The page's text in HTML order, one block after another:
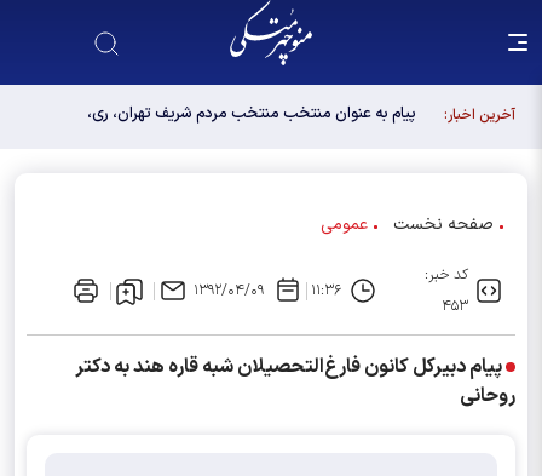
آخرین اخبار:
پیام به عنوان منتخب منتخب مردم شریف تهران، ری،
صفحه نخست عمومی
کد خبر:
۴۵۳
۱۱:۳۶ ۱۳۹۲/۰۴/۰۹
پيام دبیرکل کانون فارغ‌التحصیلان شبه قاره هند به دکتر
روحانی